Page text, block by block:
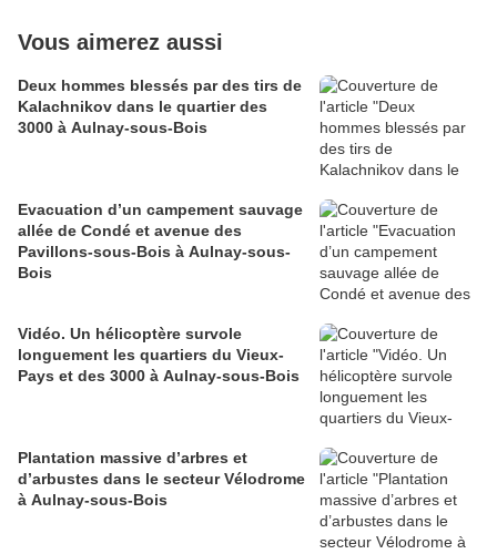
Vous aimerez aussi
Deux hommes blessés par des tirs de
Kalachnikov dans le quartier des
3000 à Aulnay-sous-Bois
Evacuation d’un campement sauvage
allée de Condé et avenue des
Pavillons-sous-Bois à Aulnay-sous-
Bois
Vidéo. Un hélicoptère survole
longuement les quartiers du Vieux-
Pays et des 3000 à Aulnay-sous-Bois
Plantation massive d’arbres et
d’arbustes dans le secteur Vélodrome
à Aulnay-sous-Bois